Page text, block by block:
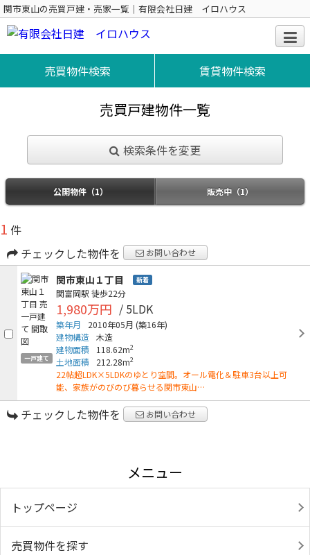
関市東山の売買戸建・売家一覧｜有限会社日建 イロハウス
売買物件検索 賃貸物件検索
売買戸建物件一覧
検索条件を変更
公開物件（1） 販売中（1）
1 件
チェックした物件を
お問い合わせ
一戸建て
関市東山１丁目 新着
関富岡駅 徒歩22分
1,980万円 / 5LDK
築年月 2010年05月 (築16年)
建物構造 木造
建物面積
118.62m2
土地面積 212.28m2
22帖超LDK×5LDKのゆとり空間。オール電化＆駐車3台以上可
能、家族がのびのび暮らせる関市東山…
チェックした物件を お問い合わせ
メニュー
トップページ
売買物件を探す